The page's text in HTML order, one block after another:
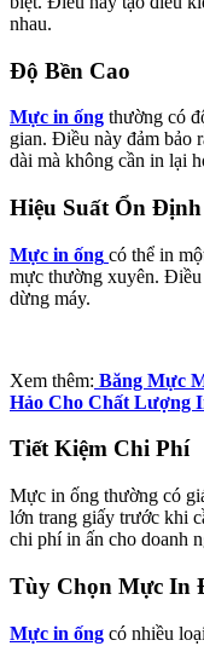
nhau.
Độ Bền Cao
Mực in ống thường có
gian. Điều này đảm bảo
dài mà không cần in lại
Hiệu Suất Ổn Định
Mực in ống có thể in
mực thường xuyên. Điều
dừng máy.
Xem thêm: Băng Mực
Hảo Cho Chất Lượng
Tiết Kiệm Chi Phí
Mực in ống thường có
lớn trang giấy trước khi
chi phí in ấn cho doanh
Tùy Chọn Mực In
Mực in ống có nhiều